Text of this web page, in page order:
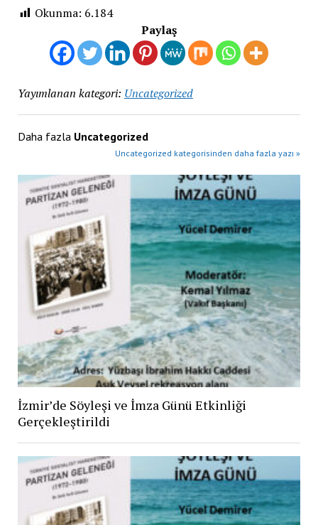
Okunma: 6.184
Paylaş
Yayımlanan kategori: Uncategorized
Daha fazla Uncategorized
Uncategorized kategorisinden daha fazla yazı »
İzmir’de Söyleşi ve İmza Günü Etkinliği
Gerçekleştirildi